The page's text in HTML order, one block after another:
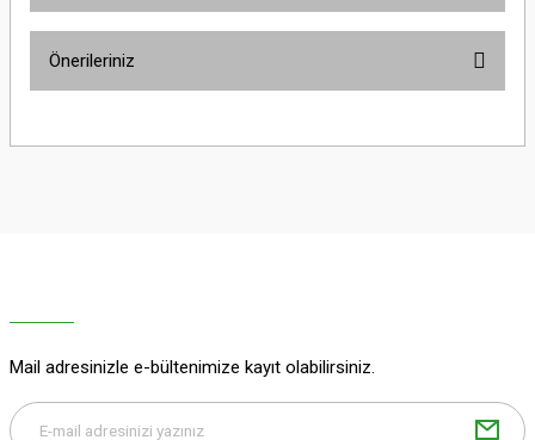
Önerileriniz
yetersiz gördüğünüz noktaları öneri formunu kullanarak tarafımıza
Bu ürüne benzer farklı alternatifler olmalı.
Mail adresinizle e-bültenimize kayıt olabilirsiniz.